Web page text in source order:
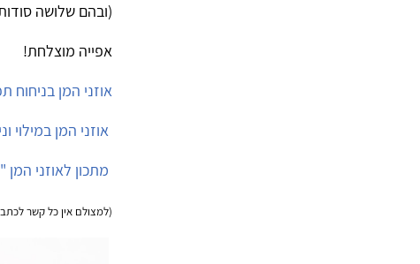
(ובהם שלושה
אפייה מוצלחת!
אוזני המן בניחוח
אוזני המן במילוי
מתכון לאוזני המן
(למצולם אין כל קשר